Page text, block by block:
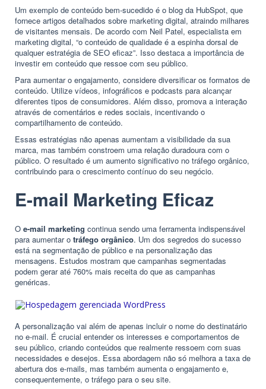
Um exemplo de conteúdo bem-sucedido é o blog da HubSpot, que
fornece artigos detalhados sobre marketing digital, atraindo milhares
de visitantes mensais. De acordo com Neil Patel, especialista em
marketing digital, “o conteúdo de qualidade é a espinha dorsal de
qualquer estratégia de SEO eficaz”. Isso destaca a importância de
investir em conteúdo que ressoe com seu público.
Para aumentar o engajamento, considere diversificar os formatos de
conteúdo. Utilize vídeos, infográficos e podcasts para alcançar
diferentes tipos de consumidores. Além disso, promova a interação
através de comentários e redes sociais, incentivando o
compartilhamento de conteúdo.
Essas estratégias não apenas aumentam a visibilidade da sua
marca, mas também constroem uma relação duradoura com o
público. O resultado é um aumento significativo no tráfego orgânico,
contribuindo para o crescimento contínuo do seu negócio.
E-mail Marketing Eficaz
O e-mail marketing continua sendo uma ferramenta indispensável
para aumentar o tráfego orgânico. Um dos segredos do sucesso
está na segmentação de público e na personalização das
mensagens. Estudos mostram que campanhas segmentadas
podem gerar até 760% mais receita do que as campanhas
genéricas.
A personalização vai além de apenas incluir o nome do destinatário
no e-mail. É crucial entender os interesses e comportamentos de
seu público, criando conteúdos que realmente ressoem com suas
necessidades e desejos. Essa abordagem não só melhora a taxa de
abertura dos e-mails, mas também aumenta o engajamento e,
consequentemente, o tráfego para o seu site.